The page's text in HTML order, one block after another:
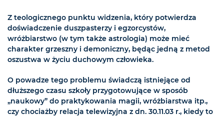
Z teologicznego punktu widzenia, który potwierdza
doświadczenie duszpasterzy i egzorcystów,
wróżbiarstwo (w tym także astrologia) może mieć
charakter grzeszny i demoniczny, będąc jedną z metod
oszustwa w życiu duchowym człowieka.
O powadze tego problemu świadczą istniejące od
dłuższego czasu szkoły przygotowujące w sposób
„naukowy” do praktykowania magii, wróżbiarstwa itp.,
czy chociażby relacja telewizyjna z dn. 30.11.03 r., kiedy to